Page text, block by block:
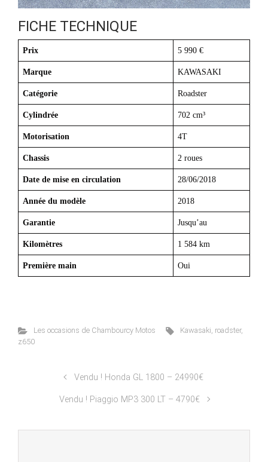
FICHE TECHNIQUE
Prix 5 990 €
Marque KAWASAKI
Catégorie Roadster
Cylindrée 702 cm³
Motorisation 4T
Chassis 2 roues
Date de mise en circulation 28/06/2018
Année du modèle 2018
Garantie Jusqu’au
Kilomètres 1 584 km
Première main Oui
Les occasions de Chambourcy Motos Kawasaki, roadster,
z650
Vendu ! Honda GL 1800 – 24990€
Vendu ! Piaggio MP3 300 LT – 4790€